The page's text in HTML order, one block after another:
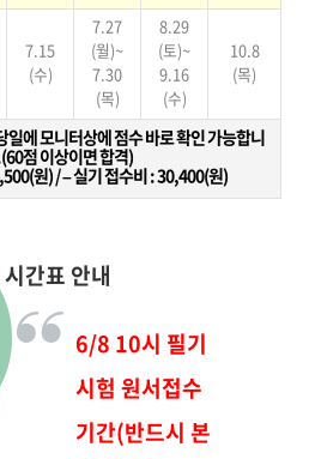
7.15
(수)
7.27
(월)~
7.30
(목)
8.29
(토)~
9.16
(수)
10.8
(목)
일에 모니터상에 점수 바로 확인 가능합니
점 이상이면 합격)
원) / – 실기 접수비 : 30,400(원)
시간표 안내
6/8 10시 필기
시험 원서접수
기간(반드시 본